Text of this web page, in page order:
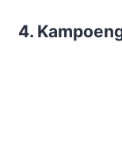
4.